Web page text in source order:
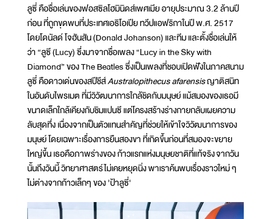
ลูซี่ คือชื่อเล่นของฟอสซิลโฮมินิดส์เพศเมีย อายุประมาณ 3.2 ล้านปี
ก่อน ที่ถูกขุดพบที่ประเทศเอธิโอเปีย ทวีปแอฟริกาในปี พ.ศ. 2517
โดยโดนัลด์ โจฮันสัน (Donald Johanson) และทีม และตั้งชื่อเล่นให้
ว่า “ลูซี (Lucy) ซึ่งมาจากชื่อเพลง “Lucy in the Sky with
Diamond” ของ The Beatles ซึ่งเป็นเพลงที่ชอบเปิดฟังในภาคสนาม
ลูซี่ คือดาวเด่นของสปีชีส์Australopithecus afarensisญาติสนิท
ในอันดับไพรเมต ที่มีวิวัฒนาการใกล้ชิดกับมนุษย์ แม้สมองของเธอมี
ขนาดเล็กใกล้เคียงกับชิมแปนซี แต่โครงสร้างร่างกายกลับเผยความ
ลับสุดทึ่ง เนื่องจากเป็นตัวแทนสำคัญที่ช่วยให้เข้าใจวิวัฒนาการของ
มนุษย์ โดยเฉพาะเรื่องการยืนสองขา ที่เกิดขึ้นก่อนที่สมองจะขยาย
ใหญ่ขึ้น เธอคือภาพร่างของ ก้าวแรกแห่งมนุษยชาติที่แท้จริง จากวัน
นั้นถึงวันนี้ วิทยาศาสตร์ไม่เคยหยุดนิ่ง พาเราค้นพบเรื่องราวใหม่ ๆ
ไม่ต่างจากก้าวเล็กๆ ของ 'ป้าลูซี่'